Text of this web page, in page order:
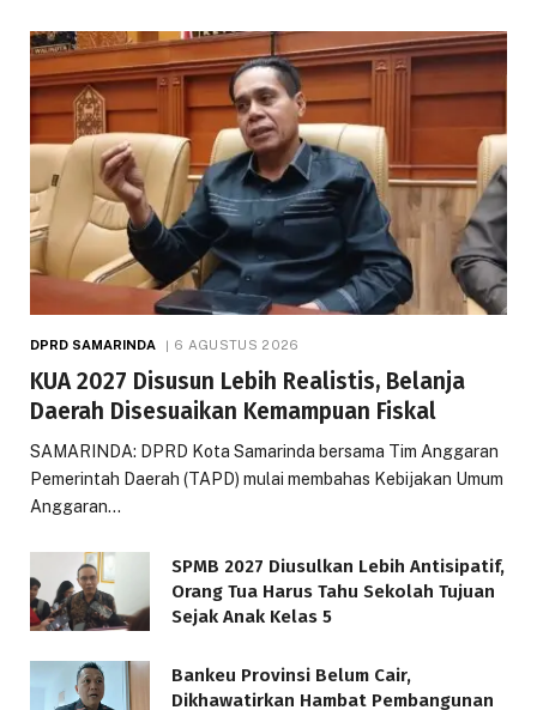
DPRD SAMARINDA 6 AGUSTUS 2026
KUA 2027 Disusun Lebih Realistis, Belanja
Daerah Disesuaikan Kemampuan Fiskal
SAMARINDA: DPRD Kota Samarinda bersama Tim Anggaran
Pemerintah Daerah (TAPD) mulai membahas Kebijakan Umum
Anggaran…
SPMB 2027 Diusulkan Lebih Antisipatif,
Orang Tua Harus Tahu Sekolah Tujuan
Sejak Anak Kelas 5
Bankeu Provinsi Belum Cair,
Dikhawatirkan Hambat Pembangunan